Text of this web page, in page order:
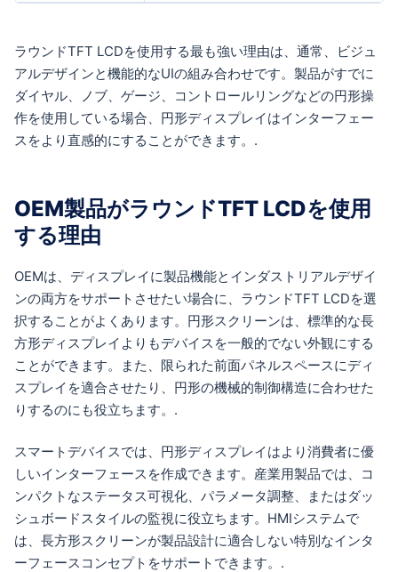
ラウンドTFT LCDを使用する最も強い理由は、通常、ビジュ
アルデザインと機能的なUIの組み合わせです。製品がすでに
ダイヤル、ノブ、ゲージ、コントロールリングなどの円形操
作を使用している場合、円形ディスプレイはインターフェー
スをより直感的にすることができます。.
OEM製品がラウンドTFT LCDを使用
する理由
OEMは、ディスプレイに製品機能とインダストリアルデザイ
ンの両方をサポートさせたい場合に、ラウンドTFT LCDを選
択することがよくあります。円形スクリーンは、標準的な長
方形ディスプレイよりもデバイスを一般的でない外観にする
ことができます。また、限られた前面パネルスペースにディ
スプレイを適合させたり、円形の機械的制御構造に合わせた
りするのにも役立ちます。.
スマートデバイスでは、円形ディスプレイはより消費者に優
しいインターフェースを作成できます。産業用製品では、コ
ンパクトなステータス可視化、パラメータ調整、またはダッ
シュボードスタイルの監視に役立ちます。HMIシステムで
は、長方形スクリーンが製品設計に適合しない特別なインタ
ーフェースコンセプトをサポートできます。.